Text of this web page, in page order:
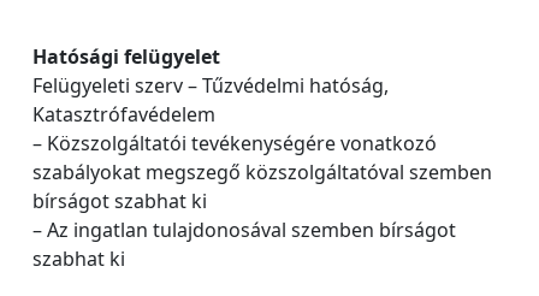
Hatósági felügyelet
Felügyeleti szerv – Tűzvédelmi hatóság,
Katasztrófavédelem
– Közszolgáltatói tevékenységére vonatkozó
szabályokat megszegő közszolgáltatóval szemben
bírságot szabhat ki
– Az ingatlan tulajdonosával szemben bírságot
szabhat ki